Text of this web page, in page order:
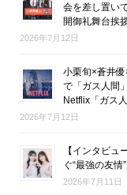
会を差し置い
開御礼舞台挨
2026年7月12日
小栗旬×蒼井
で「ガス人間
Netflix「ガス
2026年7月12日
【インタビ
ぐ“最強の友情
2026年7月11日